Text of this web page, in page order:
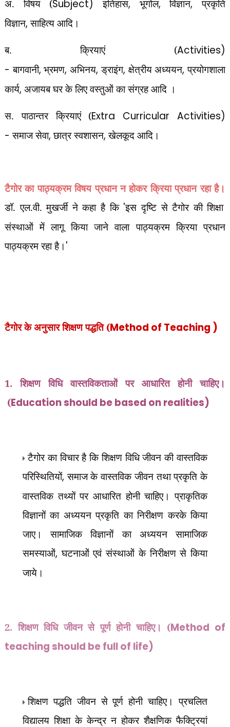
अ. विषय (Subject)इतिहास, भूगोल,विज्ञान,प्रकृति
विज्ञान,साहित्य आदि।
ब. क्रियाएं (Activities)
-बागवानी,भ्रमण,अभिनय,ड्राइंग, क्षेत्रीय अध्ययन,प्रयोगशाला
कार्य, अजायब घर के लिए वस्तुओं का संग्रह आदि ।
स. पाठान्तर क्रियाएं (Extra Curricular Activities)
-समाज सेवा,छात्र स्वशासन,खेलकूद आदि।
टैगोर का पाठ्यक्रम विषय प्रधान न होकर क्रिया प्रधान रहा है।
डॉ. एल.वी. मुखर्जी ने कहा है कि 'इस दृष्टि से टैगोर की शिक्षा
संस्थाओं में लागू किया जाने वाला पाठ्यक्रम क्रिया प्रधान
पाठ्यक्रमरहा है। '
टैगोर के अनुसार शिक्षण पद्धति (Method of Teaching )
1. शिक्षण विधि वास्तविकताओं पर आधारित होनी चाहिए।
(Education should be based on realities)
टैगोर का विचार है कि शिक्षण विधि जीवन की वास्तविक
परिस्थितियों,समाज के वास्तविक जीवन तथा प्रकृति के
वास्तविक तथ्यों पर आधारित होनी चाहिए। प्राकृतिक
विज्ञानों का अध्ययन प्रकृति का निरीक्षण करके किया
जाए। सामाजिक विज्ञानों का अध्ययन सामाजिक
समस्याओं,घटनाओं एवं संस्थाओं के निरीक्षण से किया
जाये।
2. शिक्षण विधि जीवन से पूर्ण होनी चाहिए। (Method of
teaching should be full of life)
शिक्षण पद्धति जीवन से पूर्ण होनी चाहिए। प्रचलित
विद्यालय शिक्षा के केन्द्र न होकर शैक्षणिक फैक्ट्रियां